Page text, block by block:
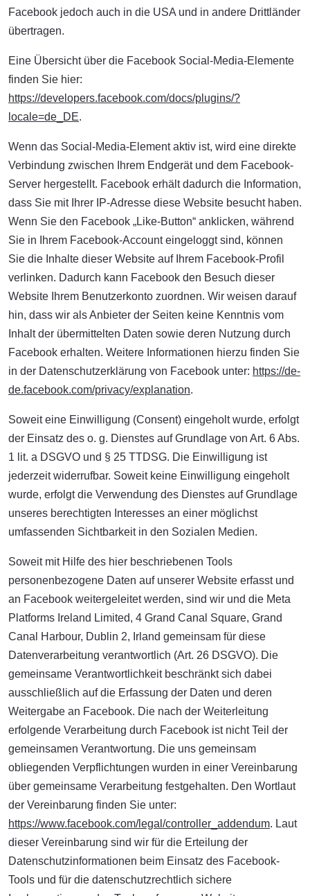
Facebook jedoch auch in die USA und in andere Drittländer
übertragen.
Eine Übersicht über die Facebook Social-Media-Elemente
finden Sie hier:
https://developers.facebook.com/docs/plugins/?
locale=de_DE.
Wenn das Social-Media-Element aktiv ist, wird eine direkte
Verbindung zwischen Ihrem Endgerät und dem Facebook-
Server hergestellt. Facebook erhält dadurch die Information,
dass Sie mit Ihrer IP-Adresse diese Website besucht haben.
Wenn Sie den Facebook „Like-Button“ anklicken, während
Sie in Ihrem Facebook-Account eingeloggt sind, können
Sie die Inhalte dieser Website auf Ihrem Facebook-Profil
verlinken. Dadurch kann Facebook den Besuch dieser
Website Ihrem Benutzerkonto zuordnen. Wir weisen darauf
hin, dass wir als Anbieter der Seiten keine Kenntnis vom
Inhalt der übermittelten Daten sowie deren Nutzung durch
Facebook erhalten. Weitere Informationen hierzu finden Sie
in der Datenschutzerklärung von Facebook unter: https://de-
de.facebook.com/privacy/explanation.
Soweit eine Einwilligung (Consent) eingeholt wurde, erfolgt
der Einsatz des o. g. Dienstes auf Grundlage von Art. 6 Abs.
1 lit. a DSGVO und § 25 TTDSG. Die Einwilligung ist
jederzeit widerrufbar. Soweit keine Einwilligung eingeholt
wurde, erfolgt die Verwendung des Dienstes auf Grundlage
unseres berechtigten Interesses an einer möglichst
umfassenden Sichtbarkeit in den Sozialen Medien.
Soweit mit Hilfe des hier beschriebenen Tools
personenbezogene Daten auf unserer Website erfasst und
an Facebook weitergeleitet werden, sind wir und die Meta
Platforms Ireland Limited, 4 Grand Canal Square, Grand
Canal Harbour, Dublin 2, Irland gemeinsam für diese
Datenverarbeitung verantwortlich (Art. 26 DSGVO). Die
gemeinsame Verantwortlichkeit beschränkt sich dabei
ausschließlich auf die Erfassung der Daten und deren
Weitergabe an Facebook. Die nach der Weiterleitung
erfolgende Verarbeitung durch Facebook ist nicht Teil der
gemeinsamen Verantwortung. Die uns gemeinsam
obliegenden Verpflichtungen wurden in einer Vereinbarung
über gemeinsame Verarbeitung festgehalten. Den Wortlaut
der Vereinbarung finden Sie unter:
https://www.facebook.com/legal/controller_addendum. Laut
dieser Vereinbarung sind wir für die Erteilung der
Datenschutzinformationen beim Einsatz des Facebook-
Tools und für die datenschutzrechtlich sichere